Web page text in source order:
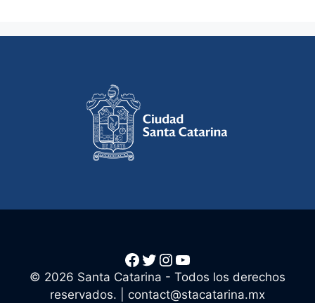
© 2026 Santa Catarina - Todos los derechos
reservados. | contact@stacatarina.mx
Facebook
Twitter
Instagram
YouTube